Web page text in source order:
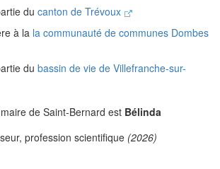
du canton de Trévoux
à la la communauté de communes Dombes
du bassin de vie de Villefranche-sur-
de Saint-Bernard est Bélinda
profession scientifique (2026)